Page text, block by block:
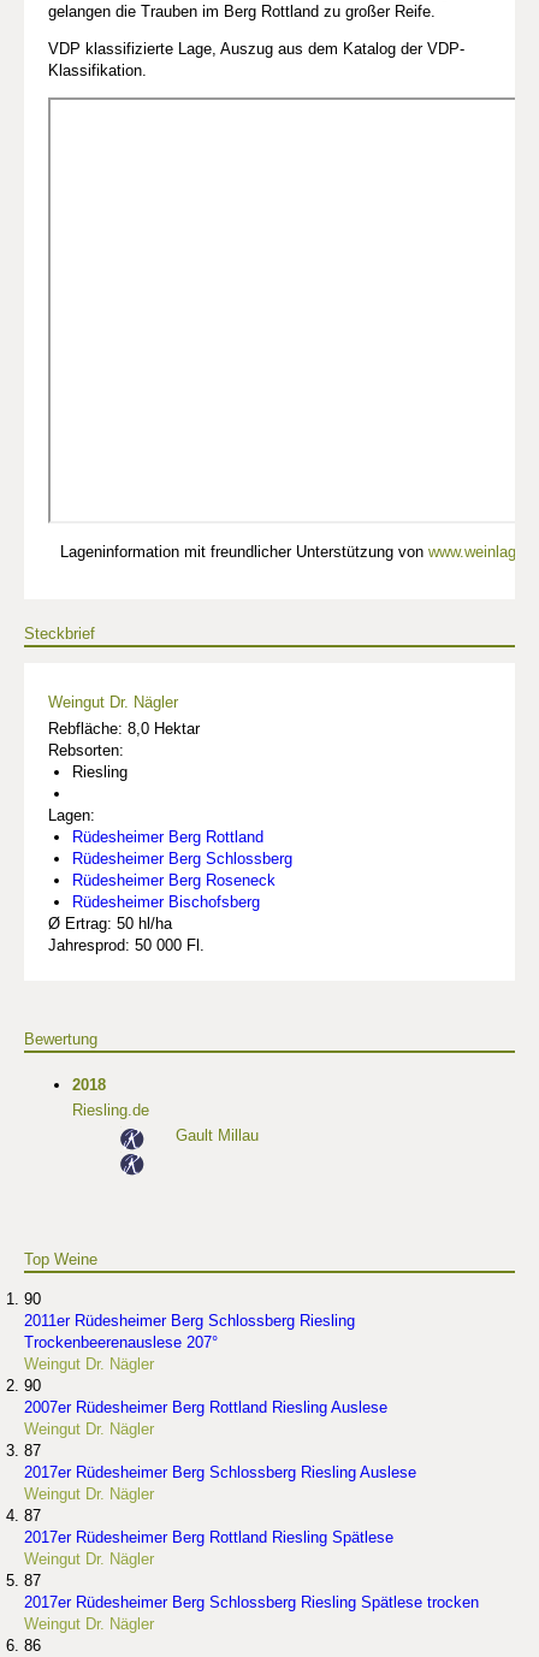
gelangen die Trauben im Berg Rottland zu großer Reife.
VDP klassifizierte Lage, Auszug aus dem Katalog der VDP-
Klassifikation.
Lageninformation mit freundlicher Unterstützung von
Steckbrief
Weingut Dr. Nägler
Rebfläche: 8,0 Hektar
Rebsorten:
Riesling
Lagen:
Rüdesheimer Berg Rottland
Rüdesheimer Berg Schlossberg
Rüdesheimer Berg Roseneck
Rüdesheimer Bischofsberg
Ø Ertrag: 50 hl/ha
Jahresprod: 50 000 Fl.
Bewertung
2018
Riesling.de
Gault Millau
Top Weine
90
2011er Rüdesheimer Berg Schlossberg Riesling
Trockenbeerenauslese 207°
Weingut Dr. Nägler
90
2007er Rüdesheimer Berg Rottland Riesling Auslese
Weingut Dr. Nägler
87
2017er Rüdesheimer Berg Schlossberg Riesling Auslese
Weingut Dr. Nägler
87
2017er Rüdesheimer Berg Rottland Riesling Spätlese
Weingut Dr. Nägler
87
2017er Rüdesheimer Berg Schlossberg Riesling Spätlese trocken
Weingut Dr. Nägler
86